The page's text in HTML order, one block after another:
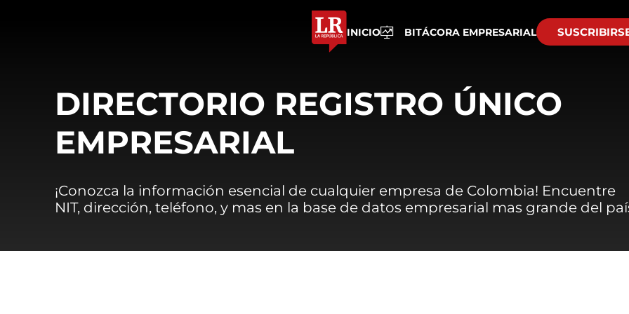
INICIO BITÁCORA EMPRESARIAL
DIRECTORIO REGISTRO ÚNICO
EMPRESARIAL
¡Conozca la información esencial de cualquier empresa de Colombia! Encuentre
NIT, dirección, teléfono, y mas en la base de datos empresarial mas grande del